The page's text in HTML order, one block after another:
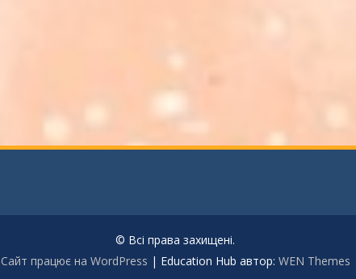
© Всі права захищені.
Сайт працює на WordPress | Education Hub автор: WEN Themes